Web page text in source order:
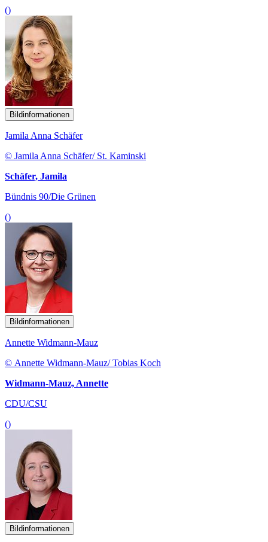
()
Bildinformationen
Jamila Anna Schäfer
© Jamila Anna Schäfer/ St. Kaminski
Schäfer, Jamila
Bündnis 90/Die Grünen
()
Bildinformationen
Annette Widmann-Mauz
© Annette Widmann-Mauz/ Tobias Koch
Widmann-Mauz, Annette
CDU/CSU
()
Bildinformationen